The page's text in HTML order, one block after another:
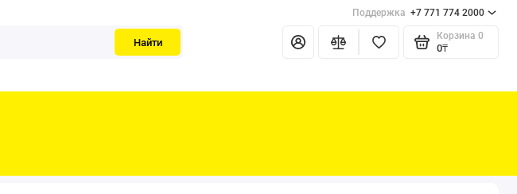
Поддержка +7 771 774 2000
Найти
Корзина 0
0₸